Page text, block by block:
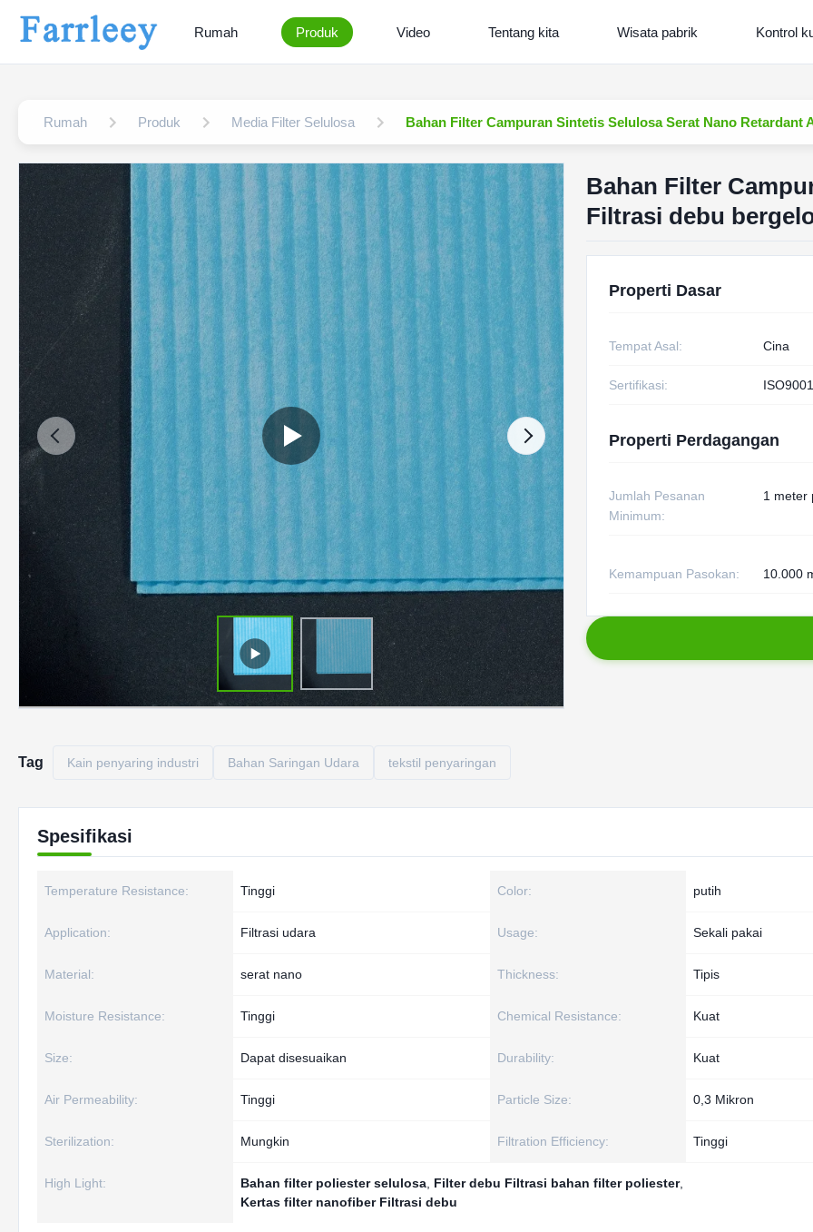
Rumah Produk Video Tentang kita Wisata pabrik Kontrol
Rumah Produk Media Filter Selulosa Bahan Filter Campuran Sintetis Selulosa Serat Nano Retardant
Bahan Filter
Filtrasi debu
Properti Dasar
Tempat Asal: Cina
Sertifikasi:
Properti Perdagangan
Jumlah Pesanan
Minimum:
1 meter
Kemampuan Pasokan: 10.000
Tag Kain penyaring industri Bahan Saringan Udara tekstil penyaringan
Spesifikasi
Temperature Resistance: Tinggi Color: putih
Application: Filtrasi udara Usage: Sekali pakai
Material: serat nano Thickness: Tipis
Moisture Resistance: Tinggi Chemical Resistance: Kuat
Size: Dapat disesuaikan Durability: Kuat
Air Permeability: Tinggi Particle Size: 0,3 Mikron
Sterilization: Mungkin Filtration Efficiency: Tinggi
High Light: Bahan filter poliester selulosa Filter debu Filtrasi bahan filter poliester,
Kertas filter nanofiber Filtrasi debu